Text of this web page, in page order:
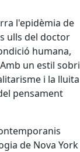
l'epidèmia de
ulls del doctor
humana,
un estil sobri
i la lluita
pensament
de Nova York